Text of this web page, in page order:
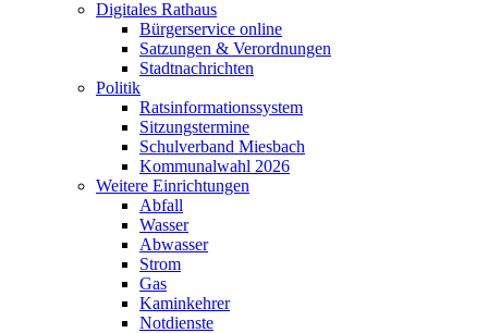
Digitales Rathaus
Bürgerservice online
Satzungen & Verordnungen
Stadtnachrichten
Politik
Ratsinformationssystem
Sitzungstermine
Schulverband Miesbach
Kommunalwahl 2026
Weitere Einrichtungen
Abfall
Wasser
Abwasser
Strom
Gas
Kaminkehrer
Notdienste